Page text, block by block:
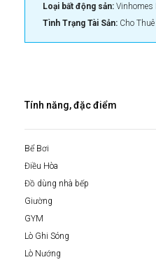
Loại bất động sản: Vinhomes
Tình Trạng Tài Sản: Cho Thuê
Tính năng, đặc điểm
Bể Bơi
Điều Hòa
Đồ dùng nhà bếp
Giường
GYM
Lò Ghi Sóng
Lò Nướng